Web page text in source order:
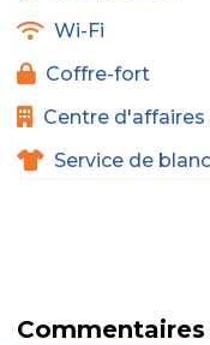
Wi-Fi
Coffre-fort
Centre d'affaires
Service de